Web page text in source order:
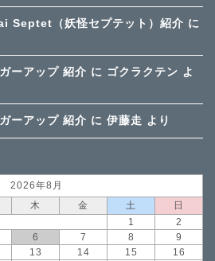
Septet（妖怪セプテット）紹介 に
ーアップ 紹介 に ゴクラクテン よ
ーアップ 紹介 に 伊藤走 より
2026年8月
木 金 土
日
1
2
6 7 8
9
13 14 15
16